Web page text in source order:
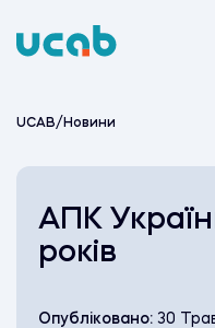
to
UCAB/ Новини
АПК
років
Опубліковано: 30